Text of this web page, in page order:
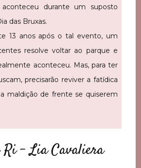
durante um suposto
das Bruxas.
13 anos após o tal evento, um
resolve voltar ao parque e
aconteceu. Mas, para ter
precisarão reviver a fatídica
maldição de frente se quiserem
Ri – Lia Cavaliera